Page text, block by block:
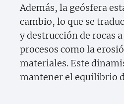
Además, la geósfera
cambio, lo que se
y destrucción de rocas
procesos como la
materiales. Este
mantener el equilibrio